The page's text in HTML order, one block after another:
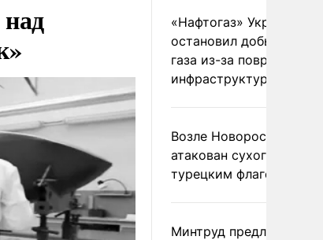
«Нафтогаз» Украины
остановил добычу
газа из-за повреждения
инфраструктуры
Возле Новороссийска
атакован сухогруз под
турецким флагом
Минтруд предложил